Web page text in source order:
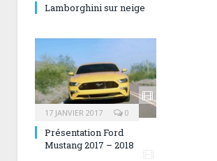
Lamborghini sur neige
17 JANVIER 2017 0
Présentation Ford
Mustang 2017 – 2018